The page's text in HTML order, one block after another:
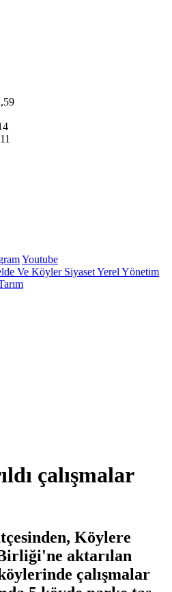
Youtube
Ve KöylerSiyasetYerel Yönetim
çalışmalar
Köylere
aktarılan
çalışmalar